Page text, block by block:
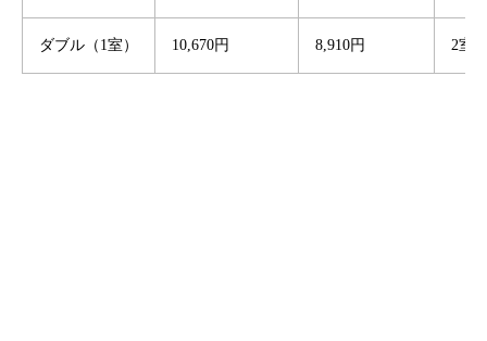
ダブル（1室） 10,670円 8,910円 2室